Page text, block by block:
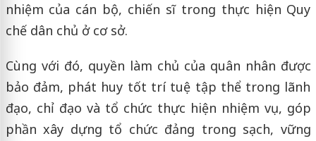
nhiệm của cán bộ, chiến sĩ trong thực hiện Quy
chế dân chủ ở cơ sở.
Cùng với đó, quyền làm chủ của quân nhân được
bảo đảm, phát huy tốt trí tuệ tập thể trong lãnh
đạo, chỉ đạo và tổ chức thực hiện nhiệm vụ, góp
phần xây dựng tổ chức đảng trong sạch, vững